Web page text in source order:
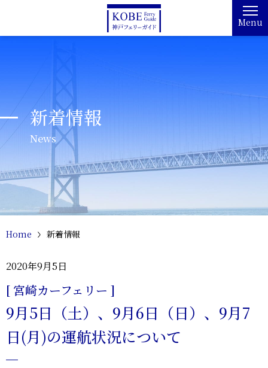
Menu
新着情報
News
Home 新着情報
2020年9月5日
[ 宮崎カーフェリー ]
9月5日（土）、9月6日（日）、9月7
日(月)の運航状況について